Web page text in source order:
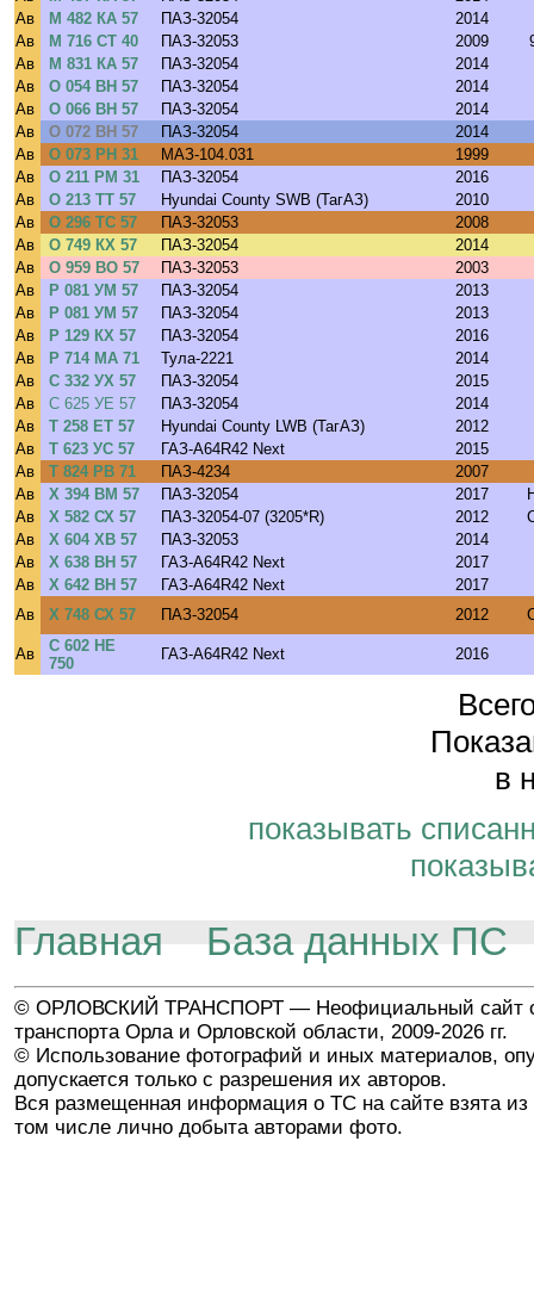
Ав
М 482 КА 57 ПАЗ-32054
2014
Ав
М 716 СТ 40 ПАЗ-32053 2009
Ав
М 831 КА 57 ПАЗ-32054
2014
Ав
О 054 ВН 57 ПАЗ-32054
2014
Ав
О 066 ВН 57 ПАЗ-32054
2014
Ав
О 072 ВН 57 ПАЗ-32054
2014
Ав
О 073 РН 31 МАЗ-104.031
1999
Ав
О 211 РМ 31 ПАЗ-32054
2016
Ав
О 213 ТТ 57 Hyundai County SWB (ТагАЗ)
2010
Ав
О 296 ТС 57 ПАЗ-32053
2008
Ав
О 749 КХ 57 ПАЗ-32054
2014
Ав
О 959 ВО 57 ПАЗ-32053
2003
Ав
Р 081 УМ 57 ПАЗ-32054
2013
Ав
Р 081 УМ 57 ПАЗ-32054
2013
Ав
Р 129 КХ 57 ПАЗ-32054
2016
Ав
Р 714 МА 71 Тула-2221
2014
Ав
С 332 УХ 57 ПАЗ-32054
2015
Ав
С 625 УЕ 57 ПАЗ-32054
2014
Ав
Т 258 ЕТ 57 Hyundai County LWB (ТагАЗ)
2012
Ав
Т 623 УС 57 ГАЗ-A64R42 Next
2015
Ав
Т 824 РВ 71 ПАЗ-4234
2007
Ав
Х 394 ВМ 57 ПАЗ-32054 2017
Ав
Х 582 СХ 57 ПАЗ-32054-07 (3205*R) 2012
Ав
Х 604 ХВ 57 ПАЗ-32053
2014
Ав
Х 638 ВН 57 ГАЗ-A64R42 Next
2017
Ав
Х 642 ВН 57 ГАЗ-A64R42 Next
2017
Ав
Х 748 СХ 57 ПАЗ-32054 2012
Ав
С 602 НЕ
750
ГАЗ-A64R42 Next 2016
в
показывать
Главная База данных ПС
© ОРЛОВСКИЙ ТРАНСПОРТ — Неофициальный сайт
транспорта Орла и Орловской области, 2009-2026 гг.
© Использование фотографий и иных материалов,
допускается только с разрешения их авторов.
Вся размещенная информация о ТС на сайте взята из
том числе лично добыта авторами фото.